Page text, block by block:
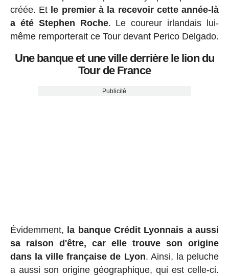
créée. Et le premier à la recevoir cette année-là
a été Stephen Roche. Le coureur irlandais lui-
même remporterait ce Tour devant Perico Delgado.
Une banque et une ville derrière le lion du
Tour de France
Publicité
Évidemment, la banque Crédit Lyonnais a aussi
sa raison d'être, car elle trouve son origine
dans la ville française de Lyon. Ainsi, la peluche
a aussi son origine géographique, qui est celle-ci.